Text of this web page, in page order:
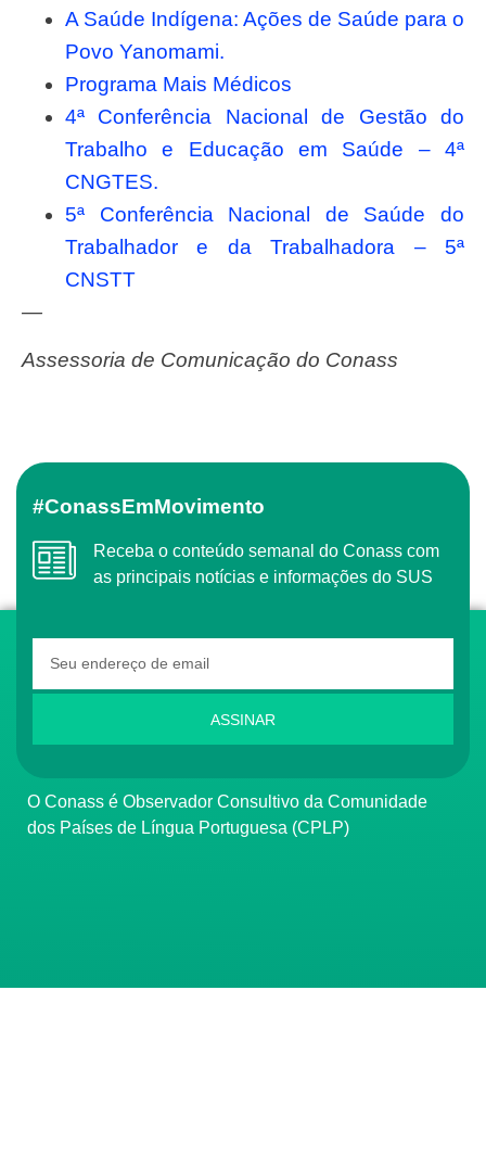
A Saúde Indígena: Ações de Saúde para o
Povo Yanomami.
Programa Mais Médicos
4ª Conferência Nacional de Gestão do
Trabalho e Educação em Saúde – 4ª
CNGTES.
5ª Conferência Nacional de Saúde do
Trabalhador e da Trabalhadora – 5ª
CNSTT
—
Assessoria de Comunicação do Conass
#ConassEmMovimento
Receba o conteúdo semanal do Conass com
as principais notícias e informações do SUS
ASSINAR
O Conass é Observador Consultivo da Comunidade
dos Países de Língua Portuguesa (CPLP)